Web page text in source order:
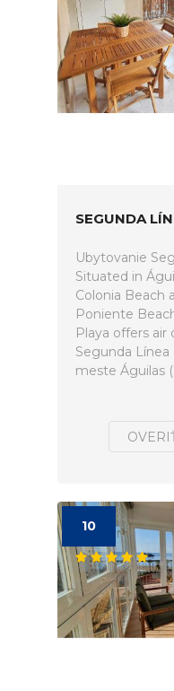
SEGUNDA
Ubytovanie
Situated in
Colonia Beach
Poniente
Playa offers
Segunda Línea
meste Águilas
10